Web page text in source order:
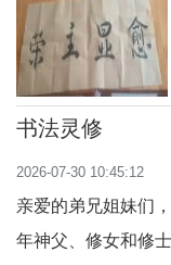
书法灵修
2026-07-30 10:45:12
亲爱的弟兄姐妹们
年神父、修女和修